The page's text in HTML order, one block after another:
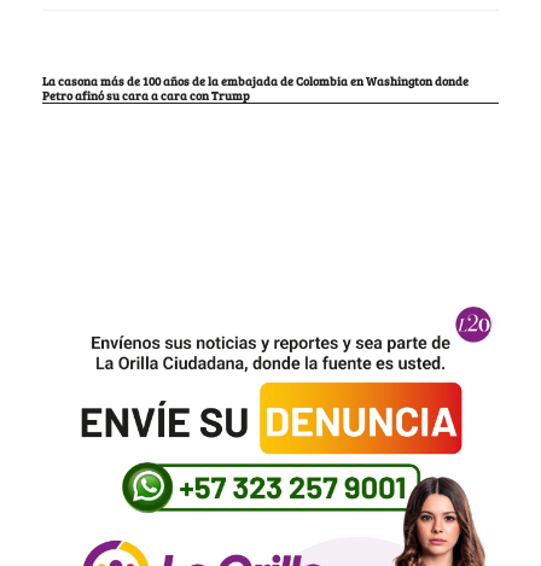
La casona más de 100 años de la embajada de Colombia en Washington donde
Petro afinó su cara a cara con Trump